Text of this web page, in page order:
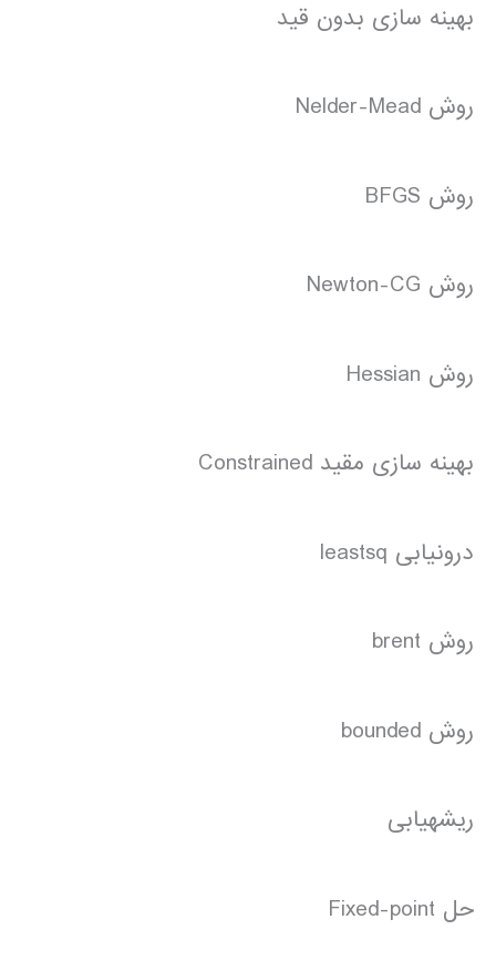
بهینه سازی بدون قید
روش Nelder-Mead
روش BFGS
روش Newton-CG
روش Hessian
بهینه سازی مقید Constrained
درونیابی leastsq
روش brent
روش bounded
ریشهیابی
حل Fixed-point